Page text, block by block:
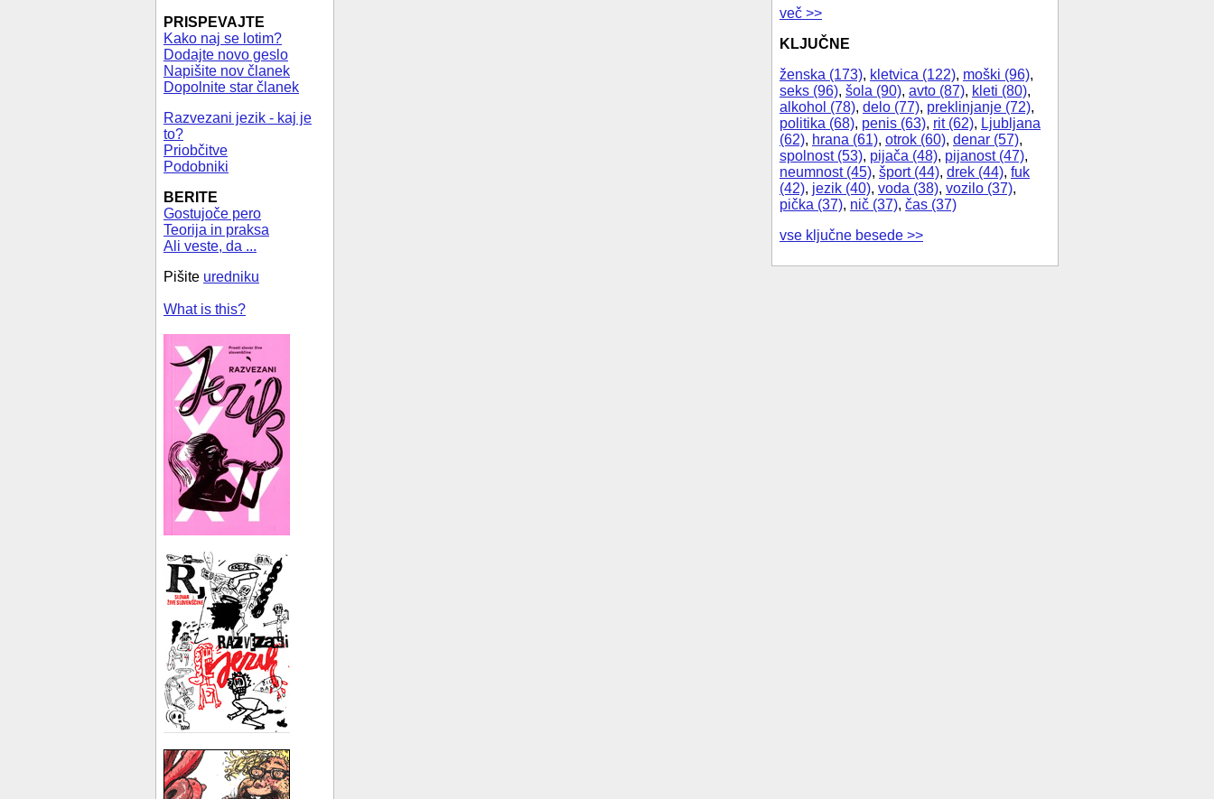
več >>
KLJUČNE
ženska (173), kletvica (122), moški (96),
seks (96), šola (90), avto (87), kleti (80),
alkohol (78), delo (77), preklinjanje (72),
politika (68), penis (63), rit (62), Ljubljana
(62), hrana (61), otrok (60), denar (57),
spolnost (53), pijača (48), pijanost (47),
neumnost (45), šport (44), drek (44), fuk
(42), jezik (40), voda (38), vozilo (37),
pička (37), nič (37), čas (37)
vse ključne besede >>
PRISPEVAJTE
Kako naj se lotim?
Dodajte novo geslo
Napišite nov članek
Dopolnite star članek
Razvezani jezik - kaj je
to?
Priobčitve
Podobniki
BERITE
Gostujoče pero
Teorija in praksa
Ali veste, da ...
Pišite uredniku
What is this?